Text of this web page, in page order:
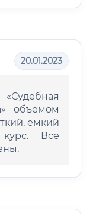
20.01.2023
объемом
емкий
Все